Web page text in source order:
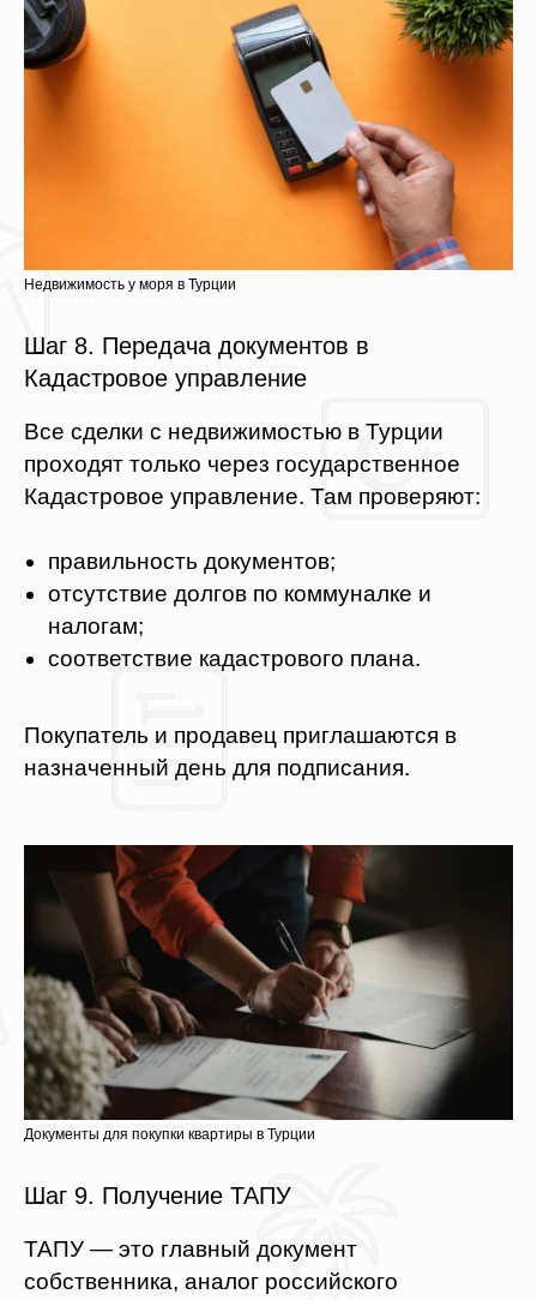
Недвижимость у моря в Турции
Шаг 8. Передача документов в
Кадастровое управление
Все сделки с недвижимостью в Турции
проходят только через государственное
Кадастровое управление. Там проверяют:
правильность документов;
отсутствие долгов по коммуналке и
налогам;
соответствие кадастрового плана.
Покупатель и продавец приглашаются в
назначенный день для подписания.
Документы для покупки квартиры в Турции
Шаг 9. Получение ТАПУ
ТАПУ — это главный документ
собственника, аналог российского
ОТПРАВИТЬ
Я даю согласие на обработку
персональных данных, ознакомлен(а) с
Политикой обработки персональных
Оставьте заявку